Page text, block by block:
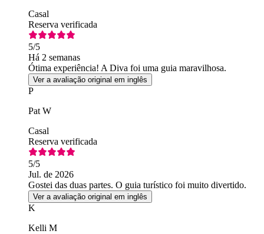
Casal
Reserva verificada
5/5
Há 2 semanas
Ótima experiência! A Diva foi uma guia maravilhosa.
Ver a avaliação original em inglês
P
Pat W
Casal
Reserva verificada
5/5
Jul. de 2026
Gostei das duas partes. O guia turístico foi muito divertido.
Ver a avaliação original em inglês
K
Kelli M